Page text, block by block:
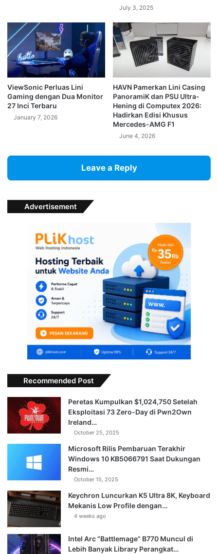
July 3, 2025
ViewSonic Perluas Lini
Gaming dengan Dua Monitor
27 Inci Terbaru
January 7, 2026
HAVN Pamerkan Lini Casing
PanoramiK dan PSU Ultra-
Hening di Computex 2026:
Hadirkan Edisi Khusus
Mercedes-AMG F1
June 4, 2026
Leave a Reply
Advertisement
Recommended Post
Peretas Kumpulkan $1,024,750 Setelah
Eksploitasi 73 Zero-Day di Pwn2Own
Ireland…
October 25, 2025
Microsoft Rilis Pembaruan Terakhir
Windows 10 KB5066791 Saat Dukungan
Resmi…
October 15, 2025
Keychron Luncurkan K5 Ultra 8K, Keyboard
Mekanis Low Profile dengan…
4 weeks ago
Intel Arc “Battlemage” B770 Muncul di
Lebih Banyak Library Perangkat…